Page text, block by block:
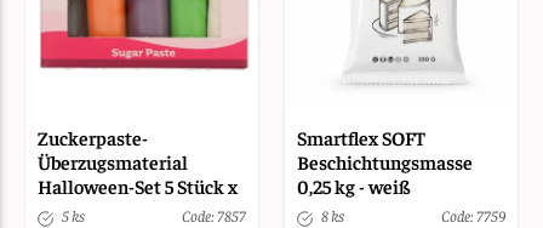
Zuckerpaste-
Überzugsmaterial
Halloween-Set 5 Stück x
100 g
5 ks Code: 7857
Smartflex SOFT
Beschichtungsmasse
0,25 kg - weiß
8 ks Code: 7759